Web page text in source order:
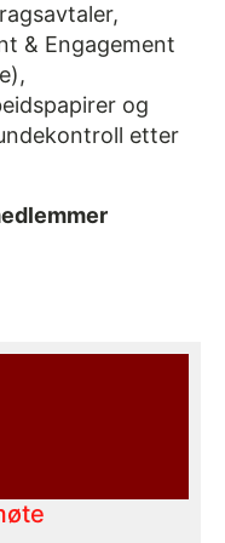
& Engagement
og
etter